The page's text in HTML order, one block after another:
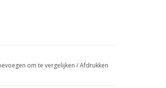
WLL (4:1)
om te vergelijken /Afdrukken